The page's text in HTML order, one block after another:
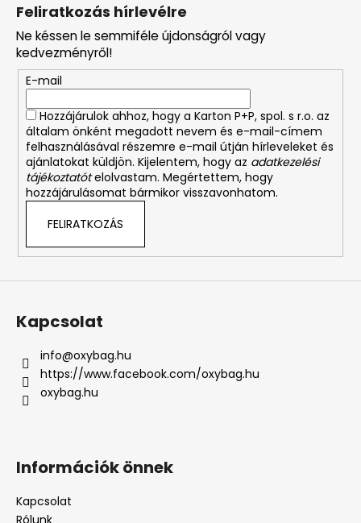
Feliratkozás hírlevélre
Ne késsen le semmiféle újdonságról vagy
kedvezményről!
E-mail
Hozzájárulok ahhoz, hogy a Karton P+P, spol. s r.o. az
általam önként megadott nevem és e-mail-címem
felhasználásával részemre e-mail útján hírleveleket és
ajánlatokat küldjön. Kijelentem, hogy az adatkezelési
tájékoztatótelolvastam. Megértettem, hogy
hozzájárulásomat bármikor visszavonhatom.
FELIRATKOZÁS
Kapcsolat
info@oxybag.hu
https://www.facebook.com/oxybag.hu
oxybag.hu
Információk önnek
Kapcsolat
Rólunk